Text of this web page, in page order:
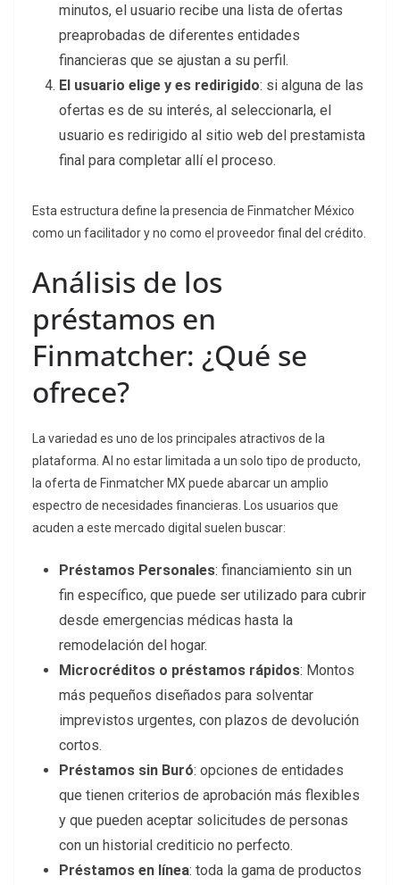
minutos, el usuario recibe una lista de ofertas
preaprobadas de diferentes entidades
financieras que se ajustan a su perfil.
El usuario elige y es redirigido: si alguna de las
ofertas es de su interés, al seleccionarla, el
usuario es redirigido al sitio web del prestamista
final para completar allí el proceso.
Esta estructura define la presencia de Finmatcher México
como un facilitador y no como el proveedor final del crédito.
Análisis de los
préstamos en
Finmatcher: ¿Qué se
ofrece?
La variedad es uno de los principales atractivos de la
plataforma. Al no estar limitada a un solo tipo de producto,
la oferta de Finmatcher MX puede abarcar un amplio
espectro de necesidades financieras. Los usuarios que
acuden a este mercado digital suelen buscar:
Préstamos Personales: financiamiento sin un
fin específico, que puede ser utilizado para cubrir
desde emergencias médicas hasta la
remodelación del hogar.
Microcréditos o préstamos rápidos: Montos
más pequeños diseñados para solventar
imprevistos urgentes, con plazos de devolución
cortos.
Préstamos sin Buró: opciones de entidades
que tienen criterios de aprobación más flexibles
y que pueden aceptar solicitudes de personas
con un historial crediticio no perfecto.
Préstamos en línea: toda la gama de productos